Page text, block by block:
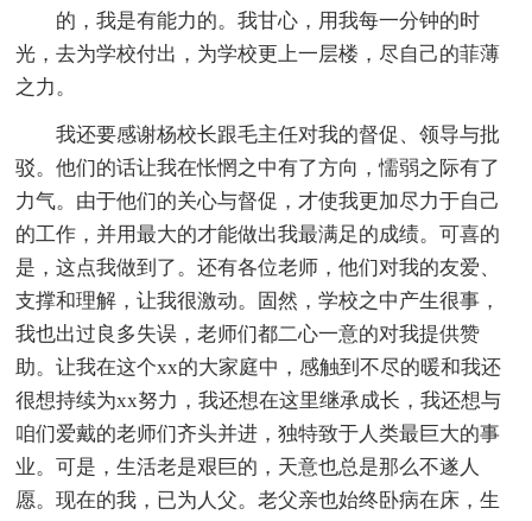
的，我是有能力的。我甘心，用我每一分钟的时
光，去为学校付出，为学校更上一层楼，尽自己的菲薄
之力。
我还要感谢杨校长跟毛主任对我的督促、领导与批
驳。他们的话让我在怅惘之中有了方向，懦弱之际有了
力气。由于他们的关心与督促，才使我更加尽力于自己
的工作，并用最大的才能做出我最满足的成绩。可喜的
是，这点我做到了。还有各位老师，他们对我的友爱、
支撑和理解，让我很激动。固然，学校之中产生很事，
我也出过良多失误，老师们都二心一意的对我提供赞
助。让我在这个xx的大家庭中，感触到不尽的暖和我还
很想持续为xx努力，我还想在这里继承成长，我还想与
咱们爱戴的老师们齐头并进，独特致于人类最巨大的事
业。可是，生活老是艰巨的，天意也总是那么不遂人
愿。现在的我，已为人父。老父亲也始终卧病在床，生